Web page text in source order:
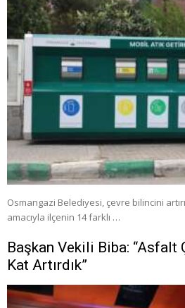
Osmangazi Belediyesi, çevre bilincini
amacıyla ilçenin 14 farklı …
Başkan Vekili Biba: “Asfalt
Kat Artırdık”